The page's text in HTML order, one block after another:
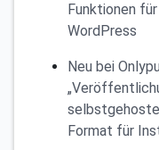
Funktionen
WordPress
Neu bei
Format für